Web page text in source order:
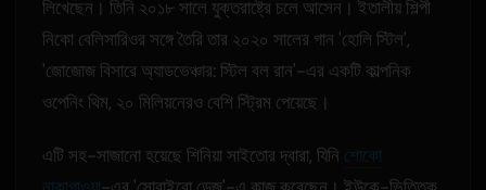
লিখেছেন। তিনি ২০১৮ সালে যুক্তরাষ্ট্রে চলে আসেন। ইতালীয় শিল্পী
নিকো বেলিসারিওর সঙ্গে তৈরি তার ২০২০ সালের গান 'হোলি স্টিল',
'জোজোজ বিসারে অ্যাডভেঞ্চার: স্টিল বল রান'-এর একটি কাল্পনিক
ওপেনিং থিম, ২০ মিলিয়নেরও বেশি স্ট্রিম পেয়েছে।
এটি সহ-সাজানো হয়েছে শিনিয়া সাইতোর দ্বারা, যিনি শোকো